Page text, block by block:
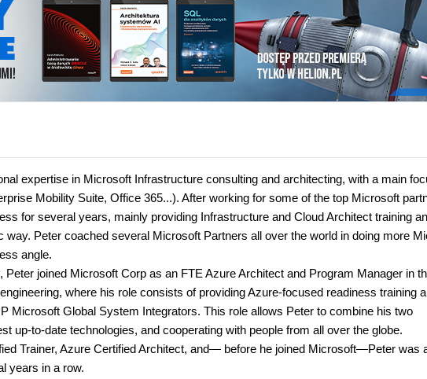
expertise in Microsoft Infrastructure consulting and architecting, with a main
Mobility Suite, Office 365...). After working for some of the top Microsoft
for several years, mainly providing Infrastructure and Cloud Architect training
way. Peter coached several Microsoft Partners all over the world in doing more
angle.
joined Microsoft Corp as an FTE Azure Architect and Program Manager in
where his role consists of providing Azure-focused readiness training
Microsoft Global System Integrators. This role allows Peter to combine his two
up-to-date technologies, and cooperating with people from all over the globe.
Trainer, Azure Certified Architect, and— before he joined Microsoft—Peter was
years in a row.